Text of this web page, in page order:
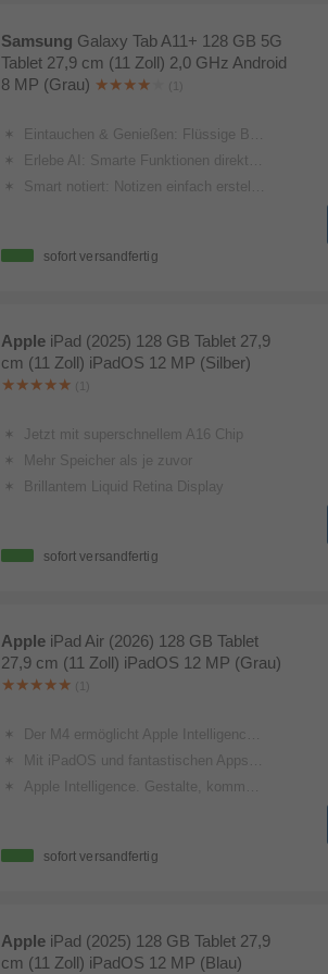
Samsung Galaxy Tab A11+ 128 GB 5G
Tablet 27,9 cm (11 Zoll) 2,0 GHz Android
8 MP (Grau)
(1)
Eintauchen & Genießen: Flüssige Bilder dank 90 Hz Bildwiederholrate, satter Sound über Quad-Lautsprecher & 25W-Schnellladen¹ für Entertainment ohne Kompromisse
Erlebe AI: Smarte Funktionen direkt auf deinem Tablet mit Google Gemini² & Circle to Search mit Google³
Smart notiert: Notizen einfach erstellen & organisieren mit Samsung Notes
sofort versandfertig
Apple iPad (2025) 128 GB Tablet 27,9
cm (11 Zoll) iPadOS 12 MP (Silber)
(1)
Jetzt mit super­schnellem A16 Chip
Mehr Speicher als je zuvor
Brillantem Liquid Retina Display
sofort versandfertig
Apple iPad Air (2026) 128 GB Tablet
27,9 cm (11 Zoll) iPadOS 12 MP (Grau)
(1)
Der M4 ermög­licht Apple Intelligence, eine unglaub­liche Per­for­mance und groß­artige Grafik mit Hard­ware beschleu­nigtem Raytracing
Mit iPadOS und fan­tas­tischen Apps erledigst du alles intuitiv und fast schon magisch
Apple Intelligence. Gestalte, kommuni­ziere und erledige Dinge leichter
sofort versandfertig
Apple iPad (2025) 128 GB Tablet 27,9
cm (11 Zoll) iPadOS 12 MP (Blau)